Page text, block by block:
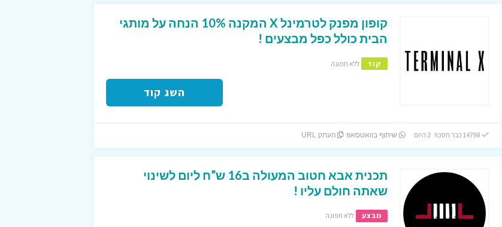
קופון מפנק לטרמינל X המקנה 10% הנחה על מותגי
הבית כולל כפל מבצעים !
קוד ללא תפוגה
השג קוד
14798 כבר חסכו! 2 היום שיתוף בוואטסאפ העתק URL
תכנית אבא חטוב המעולה ב16 ש”ח ליום לשינוי
שאתה חולם עליו !
מבצע ללא תפוגה